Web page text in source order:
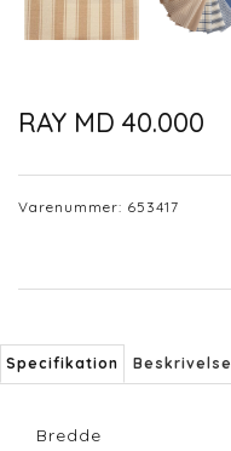
RAY MD 40.000
Varenummer: 653417
Specifikation Beskrivelse
Bredde